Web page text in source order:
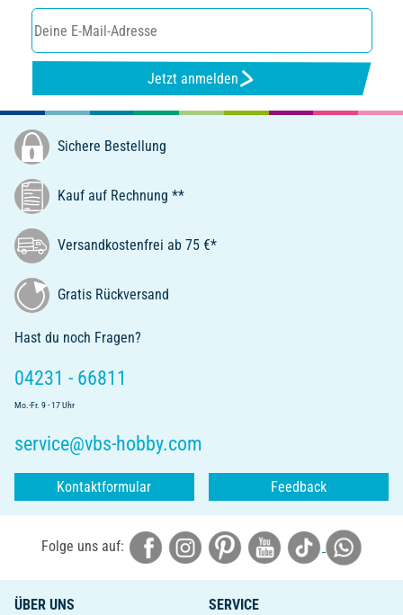
Jetzt anmelden
Sichere Bestellung
Kauf auf Rechnung **
Versandkostenfrei ab 75 €*
Gratis Rückversand
Hast du noch Fragen?
04231 - 66811
Mo.-Fr. 9 - 17 Uhr
service@vbs-hobby.com
Kontaktformular Feedback
Folge uns auf:
ÜBER UNS
SERVICE